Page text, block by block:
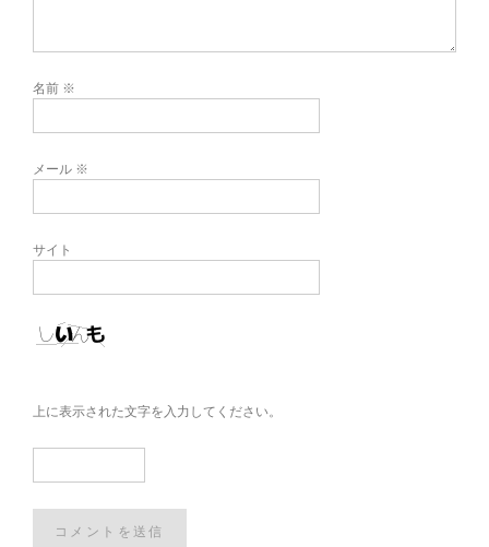
名前 ※
メール ※
サイト
上に表示された文字を入力してください。